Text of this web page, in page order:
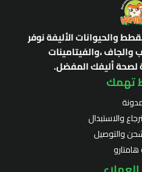
والحيوانات الأليفة نوفر
،والفيتامينات
لصحة أليفك المفضل.
تهمك
والاستبدال
والتوصيل
هامتارو